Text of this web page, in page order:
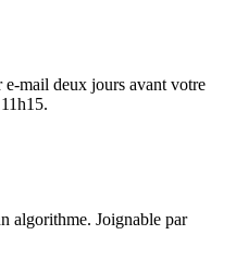
e-mail deux jours avant votre
algorithme. Joignable par